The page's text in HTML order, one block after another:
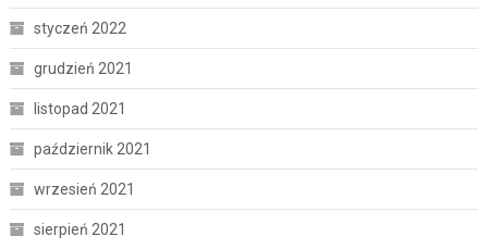
styczeń 2022
grudzień 2021
listopad 2021
październik 2021
wrzesień 2021
sierpień 2021